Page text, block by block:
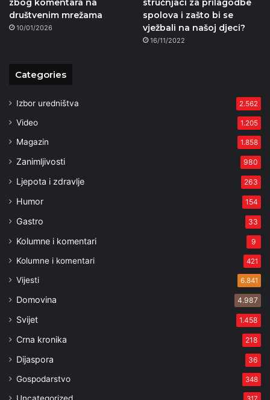
zbog komentara na
društvenim mrežama
10/01/2026
stručnjaci za prilagodbe
spolova i zašto bi se
vježbali na našoj djeci?
16/11/2022
Categories
Izbor uredništva 2.562
Video 1.205
Magazin 1.858
Zanimljivosti 980
Ljepota i zdravlje 263
Humor 154
Gastro 33
Kolumne i komentari 9
Kolumne i komentari 421
Vijesti 6.841
Domovina 4.987
Svijet 1.458
Crna kronika 218
Dijaspora 36
Gospodarstvo 348